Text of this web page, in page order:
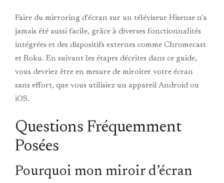
Faire du mirroring d’écran sur un téléviseur Hisense n’a
jamais été aussi facile, grâce à diverses fonctionnalités
intégrées et des dispositifs externes comme Chromecast
et Roku. En suivant les étapes décrites dans ce guide,
vous devriez être en mesure de miroiter votre écran
sans effort, que vous utilisiez un appareil Android ou
iOS.
Questions Fréquemment
Posées
Pourquoi mon miroir d’écran